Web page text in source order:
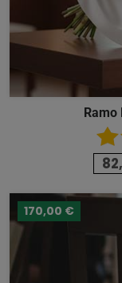
Ramo
170,00 €